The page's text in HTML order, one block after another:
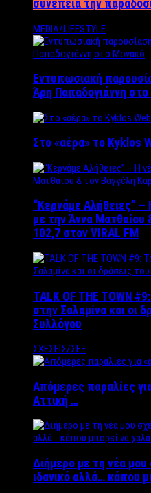
συνέπεια την
MEDIA/LIFESTYLE
Εντυπωσιακή
Άρη Παπαδογιάννη
Στο «αέρα» το Kyklos
“Kερνάμε Αλήθειες”
με την Άννα Ματθαίου
102,7 στον VIRAL FM
TALK OF THE TOWN
στην Σαλαμίνα και οι
Συλλόγου
ΣΧΕΣΕΙΣ/ΣΕΞ
Απόμερες παραλίες
Αττική …
Διήμερο με τη νέα
ιδανικό αλλά… κάπου